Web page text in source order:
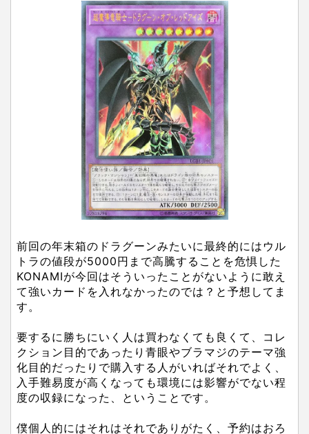
前回の年末箱のドラグーンみたいに最終的にはウル
トラの値段が5000円まで高騰することを危惧した
KONAMIが今回はそういったことがないように敢え
て強いカードを入れなかったのでは？と予想してま
す。
要するに勝ちにいく人は買わなくても良くて、コレ
クション目的であったり青眼やブラマジのテーマ強
化目的だったりで購入する人がいればそれでよく、
入手難易度が高くなっても環境には影響がでない程
度の収録になった、ということです。
僕個人的にはそれはそれでありがたく、予約はおろ